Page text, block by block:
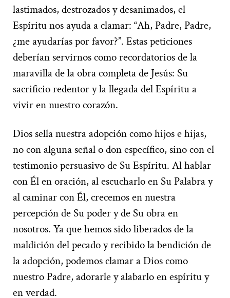
lastimados, destrozados y desanimados, el
Espíritu nos ayuda a clamar: “Ah, Padre, Padre,
¿me ayudarías por favor?”. Estas peticiones
deberían servirnos como recordatorios de la
maravilla de la obra completa de Jesús: Su
sacrificio redentor y la llegada del Espíritu a
vivir en nuestro corazón.
Dios sella nuestra adopción como hijos e hijas,
no con alguna señal o don específico, sino con el
testimonio persuasivo de Su Espíritu. Al hablar
con Él en oración, al escucharlo en Su Palabra y
al caminar con Él, crecemos en nuestra
percepción de Su poder y de Su obra en
nosotros. Ya que hemos sido liberados de la
maldición del pecado y recibido la bendición de
la adopción, podemos clamar a Dios como
nuestro Padre, adorarle y alabarlo en espíritu y
en verdad.